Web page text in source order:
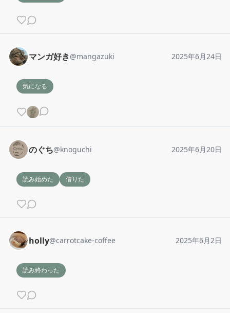
マンガ好き@mangazuki 2025年6月24日
気になる
のぐち@knoguchi 2025年6月20日
読み始めた 借りた
holly@carrotcake-coffee 2025年6月2日
読み終わった